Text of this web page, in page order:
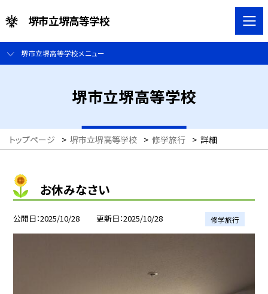
堺市立堺高等学校
堺市立堺高等学校メニュー
堺市立堺高等学校
トップページ > 堺市立堺高等学校 > 修学旅行 > 詳細
お休みなさい
公開日 2025/10/28 更新日 2025/10/28 修学旅行